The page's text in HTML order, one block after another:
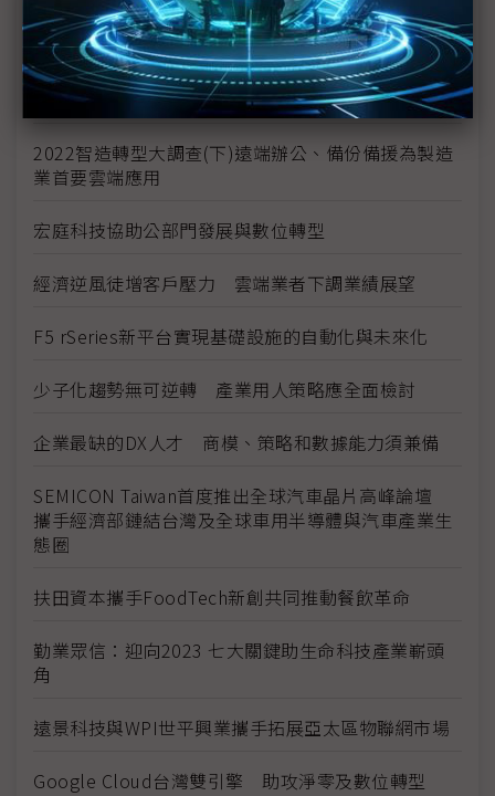
議題精選－數位轉型專網
2022智造轉型大調查(上)系統整合與人才成首要課
題、ESG列升級目標
2022智造轉型大調查(下)遠端辦公、備份備援為製造
業首要雲端應用
宏庭科技協助公部門發展與數位轉型
經濟逆風徒增客戶壓力 雲端業者下調業績展望
F5 rSeries新平台實現基礎設施的自動化與未來化
少子化趨勢無可逆轉 產業用人策略應全面檢討
企業最缺的DX人才 商模、策略和數據能力須兼備
SEMICON Taiwan首度推出全球汽車晶片高峰論壇
攜手經濟部鏈結台灣及全球車用半導體與汽車產業生
態圈
扶田資本攜手FoodTech新創共同推動餐飲革命
勤業眾信：迎向2023 七大關鍵助生命科技產業嶄頭
角
遠景科技與WPI世平興業攜手拓展亞太區物聯網市場
Google Cloud台灣雙引擎 助攻淨零及數位轉型